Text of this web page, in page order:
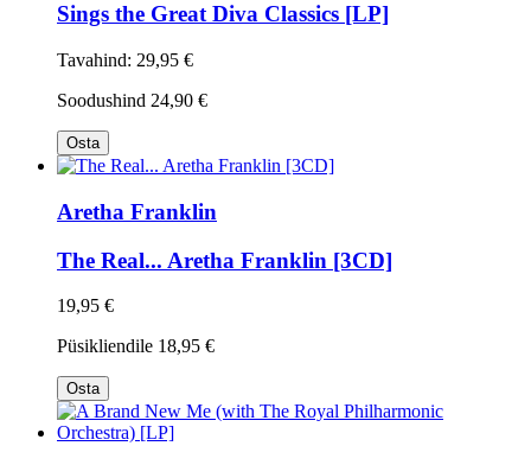
Sings the Great Diva Classics [LP]
Tavahind: 29,95 €
Soodushind 24,90 €
Osta
Aretha Franklin
The Real... Aretha Franklin [3CD]
19,95 €
Püsikliendile 18,95 €
Osta